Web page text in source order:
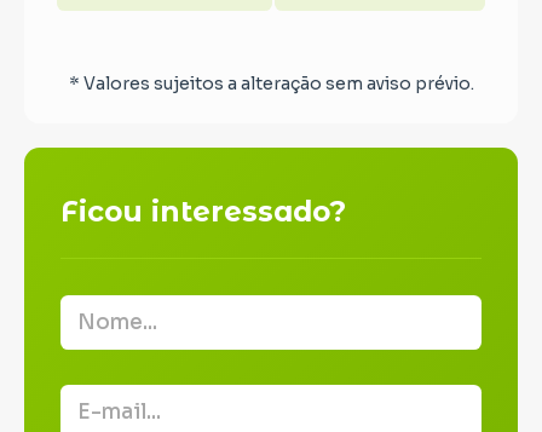
* Valores sujeitos a alteração sem aviso prévio.
Ficou interessado?